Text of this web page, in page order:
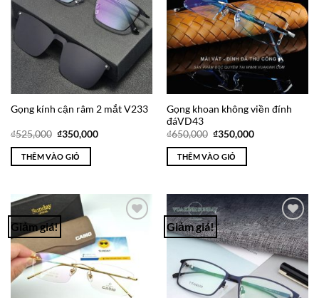
Gọng kính cận râm 2 mắt V233
₫525,000 Giá
là:
₫525,000.
₫350,000Giá
THÊM VÀO GIỎ
Gọng khoan không viền đính
đáVD43
₫650,000 Giá
là:
₫650,000.
₫350,000Giá
THÊM VÀO GIỎ
Giảm giá!
Wishlist
Giảm giá!
Add to
Wishlist